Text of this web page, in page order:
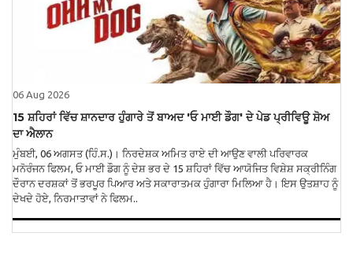
06 Aug 2026
15 ਸ਼ਹਿਰਾਂ ਵਿੱਚ ਸ਼ਾਨਦਾਰ ਹੁੰਗਾਰੇ ਤੋਂ ਬਾਅਦ 'ਓ ਮਾਈ ਡੌਗ' ਦੇ ਪੇਡ ਪ੍ਰੀਵਿਊ ਸ਼ੋਅ
ਦਾ ਐਲਾਨ
ਮੁੰਬਈ, 06 ਅਗਸਤ (ਹਿੰ.ਸ.)। ਨਿਰਦੇਸ਼ਕ ਅਮਿਤ ਰਾਏ ਦੀ ਆਉਣ ਵਾਲੀ ਪਰਿਵਾਰਕ
ਮਨੋਰੰਜਨ ਫਿਲਮ, ਓ ਮਾਈ ਡੌਗ ਨੂੰ ਦੇਸ਼ ਭਰ ਦੇ 15 ਸ਼ਹਿਰਾਂ ਵਿੱਚ ਆਯੋਜਿਤ ਵਿਸ਼ੇਸ਼ ਸਕ੍ਰੀਨਿੰਗ
ਦੌਰਾਨ ਦਰਸ਼ਕਾਂ ਤੋਂ ਭਰਪੂਰ ਪਿਆਰ ਅਤੇ ਸਕਾਰਾਤਮਕ ਹੁੰਗਾਰਾ ਮਿਲਿਆ ਹੈ। ਇਸ ਉਤਸ਼ਾਹ ਨੂੰ
ਦੇਖਦੇ ਹੋਏ, ਨਿਰਮਾਤਾਵਾਂ ਨੇ ਫਿਲਮ..